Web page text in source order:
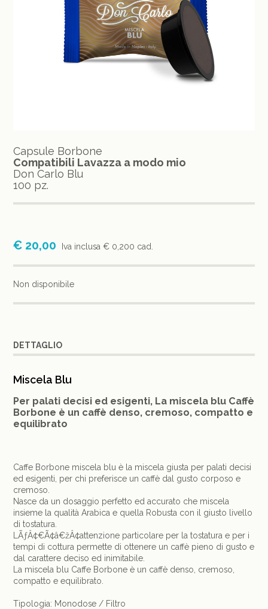
Capsule Borbone
Compatibili Lavazza a modo mio
Don Carlo Blu
100 pz.
€ 20,00 Iva inclusa€ 0,200 cad.
Non disponibile
DETTAGLIO
Miscela Blu
Per palati decisi ed esigenti, La miscela blu Caffè
Borbone è un caffè denso, cremoso, compatto e
equilibrato
Caffe Borbone miscela blu è la miscela giusta per palati decisi
ed esigenti, per chi preferisce un caffè dal gusto corposo e
cremoso.
Nasce da un dosaggio perfetto ed accurato che miscela
insieme la qualità Arabica e quella Robusta con il giusto livello
di tostatura.
LÃƒÂ¢€Ã¢â€žÂ¢attenzione particolare per la tostatura e per i
tempi di cottura permette di ottenere un caffè pieno di gusto e
dal carattere deciso ed inimitabile.
La miscela blu Caffe Borbone è un caffè denso, cremoso,
compatto e equilibrato.
Tipologia: Monodose / Filtro